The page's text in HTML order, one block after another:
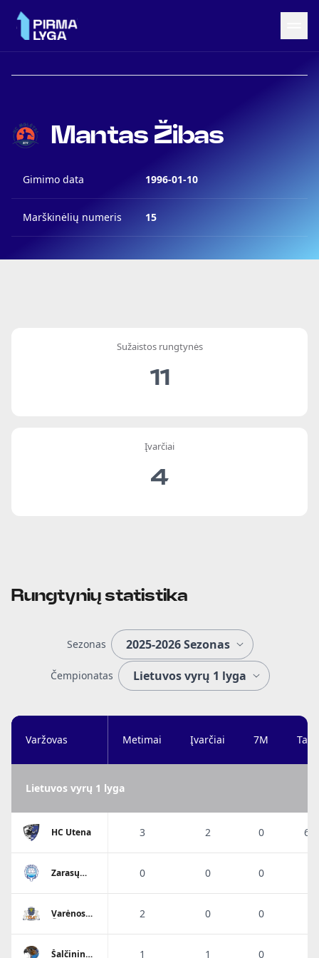
Tvarkaraštis
Turnyrinė lentelė
Komandos
Mantas Žibas
Gimimo data 1996-01-10
Marškinėlių numeris 15
Sužaistos rungtynės
11
Įvarčiai
4
Rungtynių statistika
Sezonas
Čempionatas
Varžovas Metimai Įvarčiai 7M
Lietuvos vyrų 1 lyga
HC Utena 3 2 0
Zarasų
0 0 0
Varėnos
2 0 0
Šalčininkų
1 1 0